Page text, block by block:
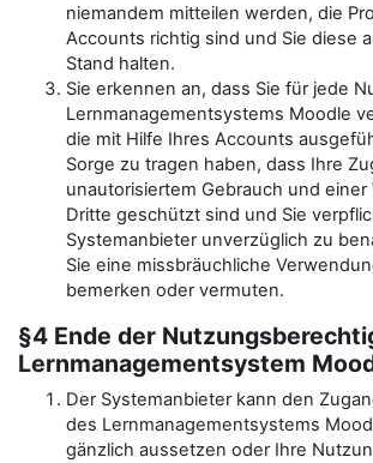
niemandem mitteilen werden, die
Accounts richtig sind und Sie diese
Stand halten.
Sie erkennen an, dass Sie für jede
Lernmanagementsystems Moodle
die mit Hilfe Ihres Accounts
Sorge zu tragen haben, dass Ihre
unautorisiertem Gebrauch und einer
Dritte geschützt sind und Sie
Systemanbieter unverzüglich zu
Sie eine missbräuchliche
bemerken oder vermuten.
§4 Ende der
Lernmanagementsystem
Der Systemanbieter kann den
des Lernmanagementsystems
gänzlich aussetzen oder Ihre